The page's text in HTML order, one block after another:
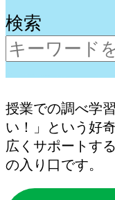
検索
授業での調べ学
い！」という好
広くサポートす
の入り口です。